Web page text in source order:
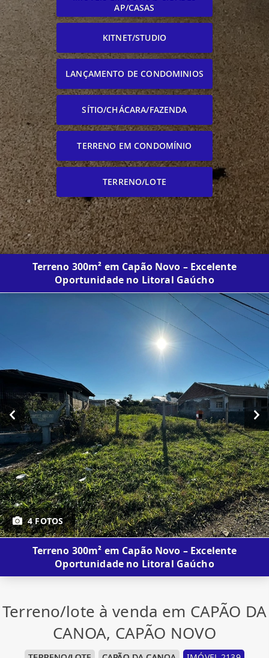
AP/CASAS
KITNET/STUDIO
LANÇAMENTO DE CONDOMINIOS
SÍTIO/CHÁCARA/FAZENDA
TERRENO EM CONDOMÍNIO
TERRENO/LOTE
Terreno 300m² em Capão Novo – Excelente
Oportunidade no Litoral Gaúcho
4 FOTOS
Terreno 300m² em Capão Novo – Excelente
Oportunidade no Litoral Gaúcho
Terreno/lote à venda em CAPÃO DA
CANOA, CAPÃO NOVO